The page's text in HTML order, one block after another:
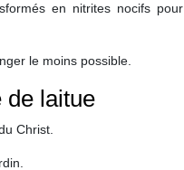
en nitrites nocifs pour
le moins possible.
de laitue
Christ.